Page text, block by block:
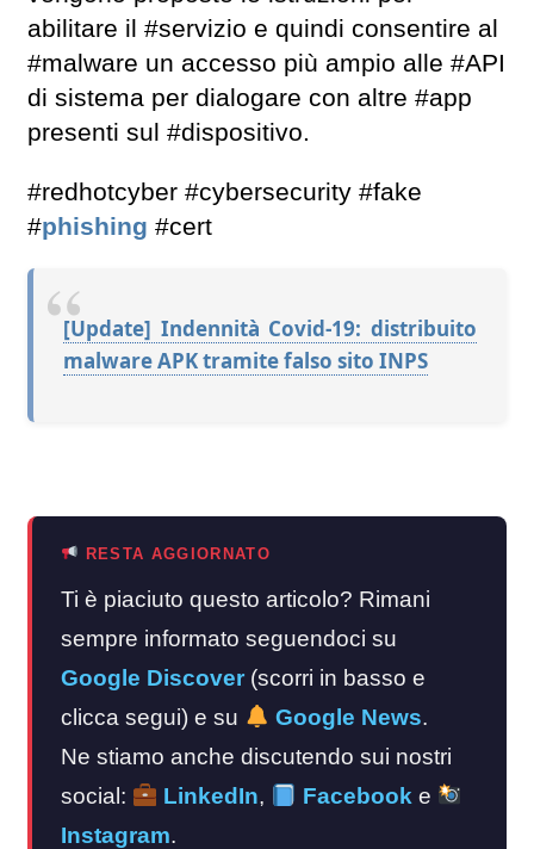
abilitare il #servizio e quindi consentire al
#malware un accesso più ampio alle #API
di sistema per dialogare con altre #app
presenti sul #dispositivo.
#redhotcyber #cybersecurity #fake
#phishing #cert
[Update] Indennità Covid-19: distribuito
malware APK tramite falso sito INPS
RESTA AGGIORNATO
Ti è piaciuto questo articolo? Rimani
sempre informato seguendoci su
Google Discover (scorri in basso e
clicca segui) e su
Google News.
Ne stiamo anche discutendo sui nostri
social:
LinkedIn, Facebook e
Instagram.